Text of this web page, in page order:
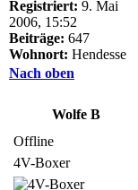
Registriert: 9. Mai
2006, 15:52
Beiträge: 647
Wohnort: Hendesse
Nach oben
Wolfe B
Offline
4V-Boxer